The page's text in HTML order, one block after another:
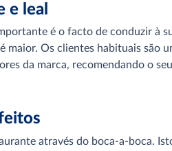
e leal
é o facto de conduzir à
maior. Os clientes habituais são
da marca, recomendando o
através do boca-a-boca.